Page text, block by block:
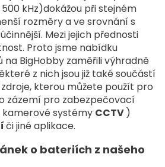
c
í
p
r
v
k
y
v
ý
p
i
s
kHz)dokážou při stejném
rozměry a ve srovnání s
Mezi jejich přednosti
Proto jsme nabídku
BigHobby zaměřili výhradně
z nich jsou již také součástí
kterou můžete použít pro
zázemí pro zabezpečovací
kamerové systémy CCTV )
či jiné aplikace.
o bateriích z našeho